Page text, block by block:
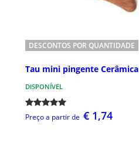
DESCONTOS POR QUANTIDADE
Tau mini pingente Cerâmica
DISPONÍVEL
Preço a partir de € 1,74